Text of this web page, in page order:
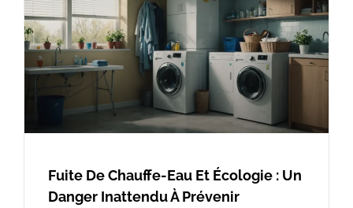
Fuite De Chauffe-Eau Et Écologie : Un
Danger Inattendu À Prévenir